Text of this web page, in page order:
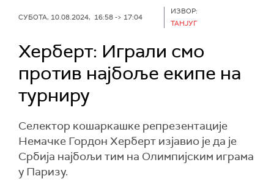
СУБОТА, 10.08.2024, 16:58 -> 17:04
ИЗВОР:
ТАНЈУГ
Херберт: Играли смо
против најбоље екипе на
турниру
Селектор кошаркашке репрезентације
Немачке Гордон Херберт изјавио је да је
Србија најбољи тим на Олимпијским играма
у Паризу.